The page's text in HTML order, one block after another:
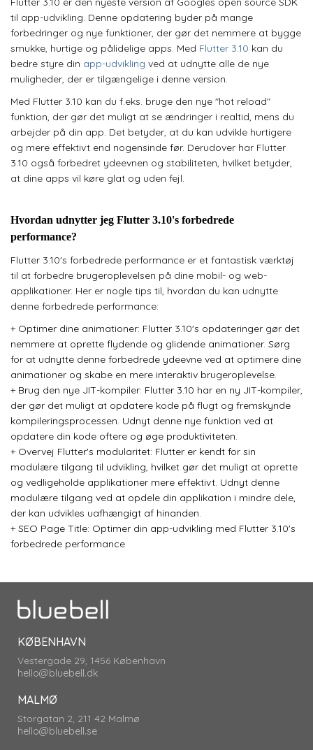
til app-udvikling. Denne opdatering byder på mange
forbedringer og nye funktioner, der gør det nemmere at bygge
smukke, hurtige og pålidelige apps. Med Flutter 3.10 kan du
bedre styre din app-udvikling ved at udnytte alle de nye
muligheder, der er tilgængelige i denne version.
Med Flutter 3.10 kan du f.eks. bruge den nye "hot reload"
funktion, der gør det muligt at se ændringer i realtid, mens du
arbejder på din app. Det betyder, at du kan udvikle hurtigere
og mere effektivt end nogensinde før. Derudover har Flutter
3.10 også forbedret ydeevnen og stabiliteten, hvilket betyder,
at dine apps vil køre glat og uden fejl.
Hvordan udnytter jeg Flutter 3.10's forbedrede
performance?
Flutter 3.10's forbedrede performance er et fantastisk værktøj
til at forbedre brugeroplevelsen på dine mobil- og web-
applikationer. Her er nogle tips til, hvordan du kan udnytte
denne forbedrede performance:
+Optimer dine animationer: Flutter 3.10's opdateringer gør det
nemmere at oprette flydende og glidende animationer. Sørg
for at udnytte denne forbedrede ydeevne ved at optimere dine
animationer og skabe en mere interaktiv brugeroplevelse.
+Brug den nye JIT-kompiler: Flutter 3.10 har en ny JIT-kompiler,
der gør det muligt at opdatere kode på flugt og fremskynde
kompileringsprocessen. Udnyt denne nye funktion ved at
opdatere din kode oftere og øge produktiviteten.
+Overvej Flutter's modularitet: Flutter er kendt for sin
modulære tilgang til udvikling, hvilket gør det muligt at oprette
og vedligeholde applikationer mere effektivt. Udnyt denne
modulære tilgang ved at opdele din applikation i mindre dele,
der kan udvikles uafhængigt af hinanden.
+SEO Page Title: Optimer din app-udvikling med Flutter 3.10's
forbedrede performance
KØBENHAVN
Vestergade 29, 1456 København
hello@bluebell.dk
MALMØ
Storgatan 2, 211 42 Malmø
hello@bluebell.se